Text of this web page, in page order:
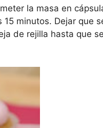
la masa en
minutos. Dejar que
de rejilla hasta que